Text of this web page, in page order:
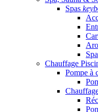
Spas
Chauffage
Pompe à